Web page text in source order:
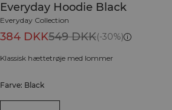
Everyday Hoodie Black
Everyday Collection
384 DKK549 DKK(-30%)
Klassisk hættetrøje med lommer
Farve: Black